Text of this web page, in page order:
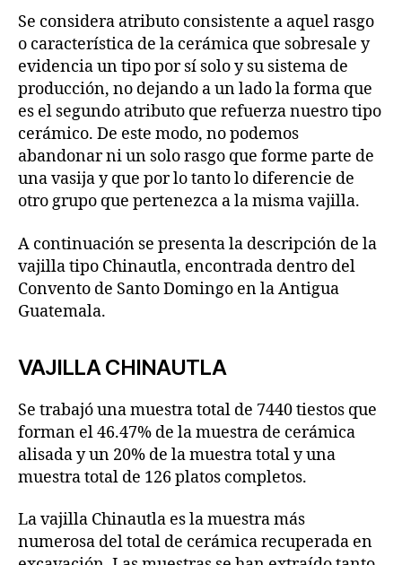
Se considera atributo consistente a aquel rasgo
o característica de la cerámica que sobresale y
evidencia un tipo por sí solo y su sistema de
producción, no dejando a un lado la forma que
es el segundo atributo que refuerza nuestro tipo
cerámico. De este modo, no podemos
abandonar ni un solo rasgo que forme parte de
una vasija y que por lo tanto lo diferencie de
otro grupo que pertenezca a la misma vajilla.
A continuación se presenta la descripción de la
vajilla tipo Chinautla, encontrada dentro del
Convento de Santo Domingo en la Antigua
Guatemala.
VAJILLA CHINAUTLA
Se trabajó una muestra total de 7440 tiestos que
forman el 46.47% de la muestra de cerámica
alisada y un 20% de la muestra total y una
muestra total de 126 platos completos.
La vajilla Chinautla es la muestra más
numerosa del total de cerámica recuperada en